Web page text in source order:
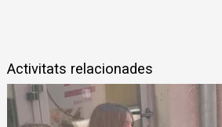
Activitats relacionades